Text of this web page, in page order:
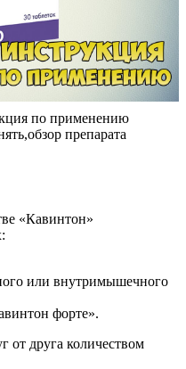
по применению
препарата
«Кавинтон»
или внутримышечного
форте».
от друга количеством